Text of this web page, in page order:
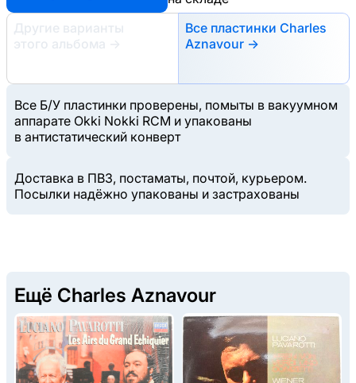
Другие варианты
этого альбома
→
Все пластинки Charles
Aznavour →
Все Б/У пластинки проверены, помыты в вакуумном
аппарате Okki Nokki RCM и упакованы
в антистатический конверт
Доставка в ПВЗ, постаматы, почтой, курьером.
Посылки надёжно упакованы и застрахованы
Ещё Charles Aznavour